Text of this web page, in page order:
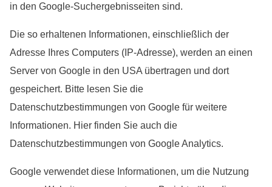
in den Google-Suchergebnisseiten sind.
Die so erhaltenen Informationen, einschließlich der
Adresse Ihres Computers (IP-Adresse), werden an einen
Server von Google in den USA übertragen und dort
gespeichert. Bitte lesen Sie die
Datenschutzbestimmungen von Google für weitere
Informationen. Hier finden Sie auch die
Datenschutzbestimmungen von Google Analytics.
Google verwendet diese Informationen, um die Nutzung